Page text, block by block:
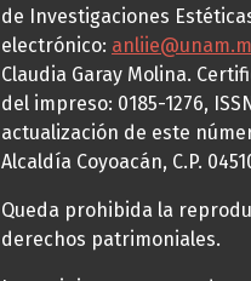
de Investigaciones
electrónico:
Claudia Garay Molina.
del impreso: 0185-1276,
actualización de este
Alcaldía Coyoacán, C.P.
Queda prohibida la
derechos patrimoniales.